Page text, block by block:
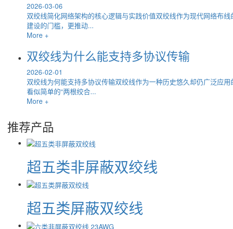
2026-03-06
双绞线简化网络架构的核心逻辑与实践价值双绞线作为现代网络布
建设的门槛，更推动...
More +
双绞线为什么能支持多协议传输
2026-02-01
双绞线为何能支持多协议传输双绞线作为一种历史悠久却仍广泛应
看似简单的“两根绞合...
More +
推荐产品
超五类非屏蔽双绞线
超五类屏蔽双绞线